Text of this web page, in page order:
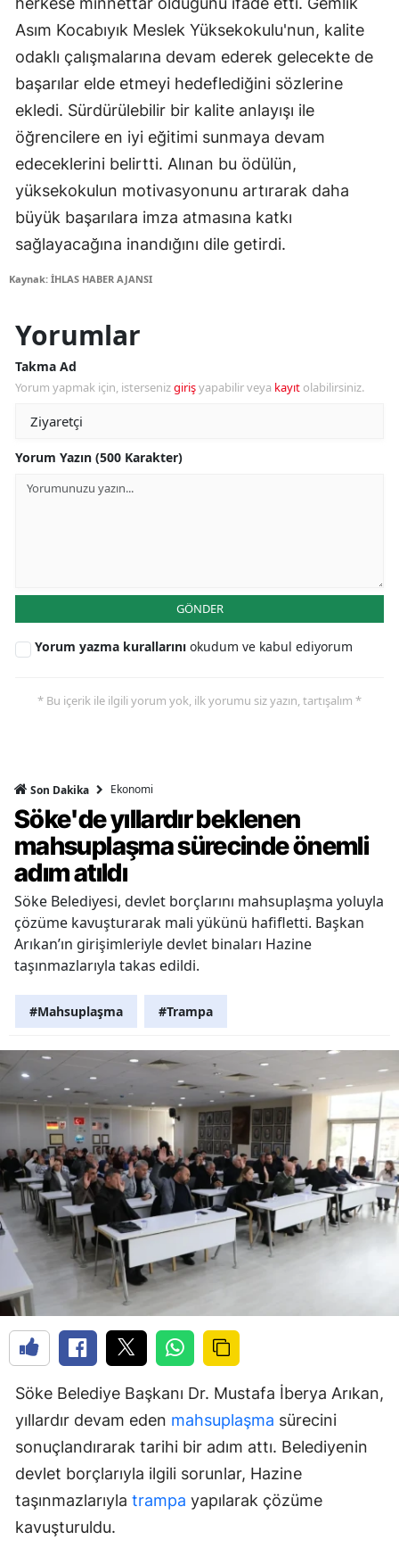
Asım Kocabıyık Meslek Yüksekokulu'nun, kalite
odaklı çalışmalarına devam ederek gelecekte de
başarılar elde etmeyi hedeflediğini sözlerine
ekledi. Sürdürülebilir bir kalite anlayışı ile
öğrencilere en iyi eğitimi sunmaya devam
edeceklerini belirtti. Alınan bu ödülün,
yüksekokulun motivasyonunu artırarak daha
büyük başarılara imza atmasına katkı
sağlayacağına inandığını dile getirdi.
Kaynak: İHLAS HABER AJANSI
Yorumlar
Takma Ad
Yorum yapmak için, istersenizgirişyapabilir veya kayıt olabilirsiniz.
Yorum Yazın (500 Karakter)
GÖNDER
Yorum yazma kurallarını okudum ve kabul ediyorum
* Bu içerik ile ilgili yorum yok, ilk yorumu siz yazın, tartışalım *
Son Dakika Ekonomi
Söke'de yıllardır beklenen
mahsuplaşma sürecinde önemli
adım atıldı
Söke Belediyesi, devlet borçlarını mahsuplaşma yoluyla
çözüme kavuşturarak mali yükünü hafifletti. Başkan
Arıkan’ın girişimleriyle devlet binaları Hazine
taşınmazlarıyla takas edildi.
#Mahsuplaşma #Trampa
Söke Belediye Başkanı Dr. Mustafa İberya Arıkan,
yıllardır devam eden mahsuplaşma sürecini
sonuçlandırarak tarihi bir adım attı. Belediyenin
devlet borçlarıyla ilgili sorunlar, Hazine
taşınmazlarıyla trampa yapılarak çözüme
kavuşturuldu.